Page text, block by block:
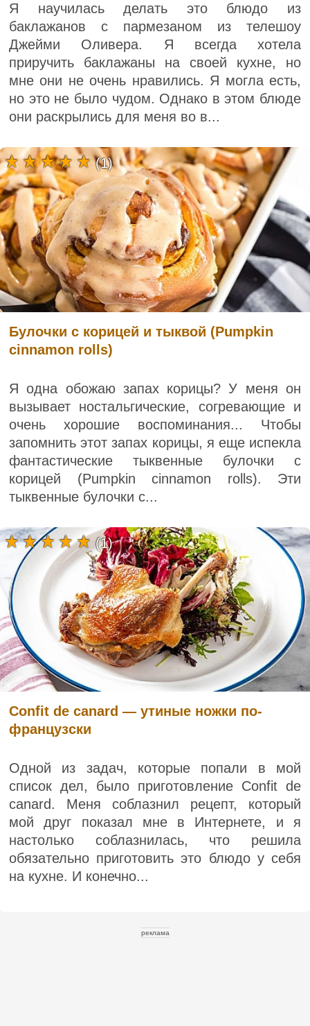
Я научилась делать это блюдо из
баклажанов с пармезаном из телешоу
Джейми Оливера. Я всегда хотела
приручить баклажаны на своей кухне, но
мне они не очень нравились. Я могла есть,
но это не было чудом. Однако в этом блюде
они раскрылись для меня во в...
Булочки с корицей и тыквой (Pumpkin
cinnamon rolls)
Я одна обожаю запах корицы? У меня он
вызывает ностальгические, согревающие и
очень хорошие воспоминания... Чтобы
запомнить этот запах корицы, я еще испекла
фантастические тыквенные булочки с
корицей (Pumpkin cinnamon rolls). Эти
тыквенные булочки с...
(1)
Confit de canard — утиные ножки по-
французски
Одной из задач, которые попали в мой
список дел, было приготовление Confit de
canard. Меня соблазнил рецепт, который
мой друг показал мне в Интернете, и я
настолько соблазнилась, что решила
обязательно приготовить это блюдо у себя
на кухне. И конечно...
(1)
реклама